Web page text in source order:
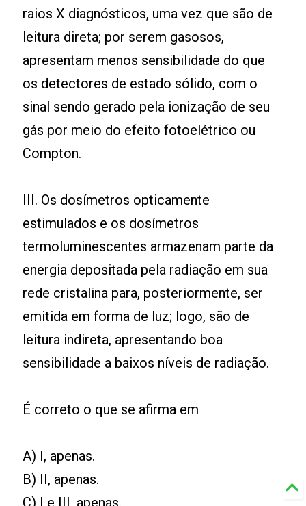
raios X diagnósticos, uma vez que são de
leitura direta; por serem gasosos,
apresentam menos sensibilidade do que
os detectores de estado sólido, com o
sinal sendo gerado pela ionização de seu
gás por meio do efeito fotoelétrico ou
Compton.
III. Os dosímetros opticamente
estimulados e os dosímetros
termoluminescentes armazenam parte da
energia depositada pela radiação em sua
rede cristalina para, posteriormente, ser
emitida em forma de luz; logo, são de
leitura indireta, apresentando boa
sensibilidade a baixos níveis de radiação.
É correto o que se afirma em
A) I, apenas.
B) II, apenas.
C) I e III, apenas.